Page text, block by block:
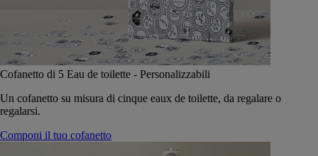
Cofanetto di 5 Eau de toilette - Personalizzabili
Un cofanetto su misura di cinque eaux de toilette, da regalare o
regalarsi.
Componi il tuo cofanetto